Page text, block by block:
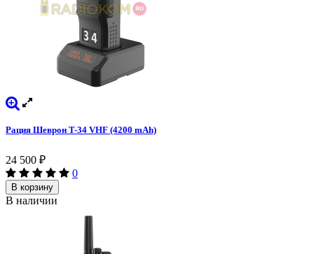
Рация Шеврон T-34 VHF (4200 mAh)
24 500 ₽
0
В корзину
В наличии